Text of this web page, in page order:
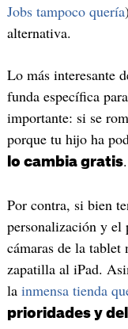
Jobs tampoco quería
alternativa.
Lo más interesante
funda específica
importante: si se
porque tu hijo ha
lo cambia gratis.
Por contra, si bien
personalización y el
cámaras de la
zapatilla al iPad.
la inmensa tienda
prioridades y